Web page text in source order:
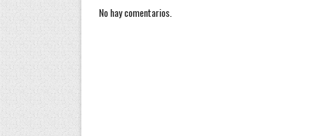
No hay comentarios.